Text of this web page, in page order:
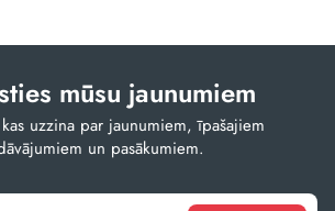
mūsu jaunumiem
uzzina par jaunumiem, īpašajiem
un pasākumiem.